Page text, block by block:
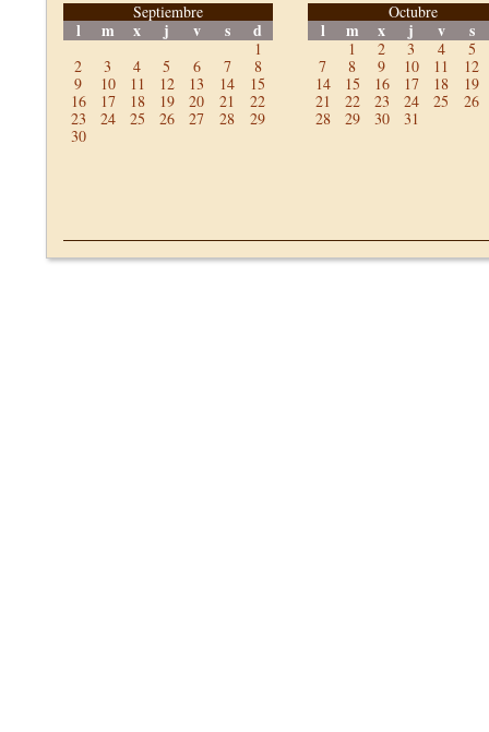
Septiembre
l m x j v s d
1
2
3 4 5 6 7
8
9
10 11 12 13 14
15
16
17 18 19 20 21
22
23
24 25 26 27 28
29
30
Octubre
l m x j v s
1 2 3 4
5
7
8 9 10 11
12
14
15 16 17 18
19
21
22 23 24 25
26
28
29 30 31